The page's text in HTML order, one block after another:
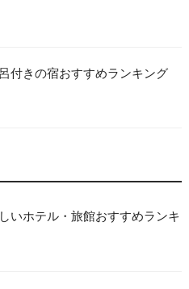
付きの宿おすすめランキング
いホテル・旅館おすすめランキ